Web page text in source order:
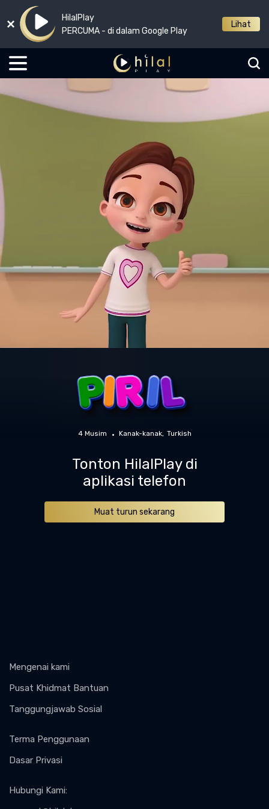
HilalPlay
PERCUMA - di dalam Google Play
Lihat
4 Musim Kanak-kanak Turkish
Tonton HilalPlay di
aplikasi telefon
Muat turun sekarang
Mengenai kami
Pusat Khidmat Bantuan
Tanggungjawab Sosial
Terma Penggunaan
Dasar Privasi
Hubungi Kami: